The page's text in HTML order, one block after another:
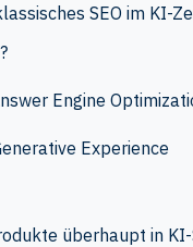
SEO im KI-
Engine
Experience
überhaupt in